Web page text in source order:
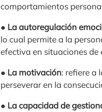
comportamientos
● La autoregulación
lo cual permite a la
efectiva en situaciones de
● La motivación: refiere a
perseverar en la
● La capacidad de